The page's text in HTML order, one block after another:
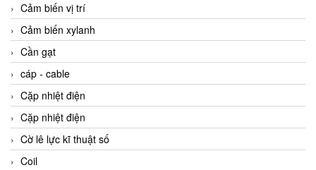
Cảm biến vị trí
Cảm biến xylanh
Cần gạt
cáp - cable
Cặp nhiệt điện
Cặp nhiệt điện
Cờ lê lực kĩ thuật số
Coil